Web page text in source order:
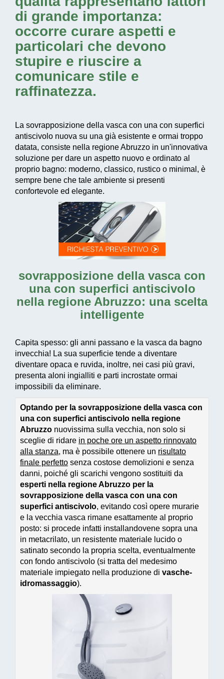
di grande importanza:
occorre curare aspetti e
particolari che devono
stupire e riuscire a
comunicare stile e
raffinatezza.
La sovrapposizione della vasca con una con superfici
antiscivolo nuova su una già esistente e ormai troppo
datata, consiste nella regione Abruzzo in un'innovativa
soluzione per dare un aspetto nuovo e ordinato al
proprio bagno: moderno, classico, rustico o minimal, è
sempre bene che tale ambiente si presenti
confortevole ed elegante.
sovrapposizione della vasca con
una con superfici antiscivolo
nella regione Abruzzo: una scelta
intelligente
Capita spesso: gli anni passano e la vasca da bagno
invecchia! La sua superficie tende a diventare
diventare opaca e ruvida, inoltre, nei casi più gravi,
presenta aloni ingialliti e parti incrostate ormai
impossibili da eliminare.
Optando per la sovrapposizione della vasca con
una con superfici antiscivolo nella regione
Abruzzo nuovissima sulla vecchia, non solo si
sceglie di ridare in poche ore un aspetto rinnovato
alla stanza, ma è possibile ottenere un risultato
finale perfetto senza costose demolizioni e senza
danni, poiché gli scarichi vengono sostituiti da
esperti nella regione Abruzzo per la
sovrapposizione della vasca con una con
superfici antiscivolo, evitando così opere murarie
e la vecchia vasca rimane esattamente al proprio
posto: si procede infatti installandovene sopra una
in metacrilato, un resistente materiale lucido o
satinato secondo la propria scelta, eventualmente
con fondo antiscivolo (si tratta del medesimo
materiale impiegato nella produzione di vasche-
idromassaggio).